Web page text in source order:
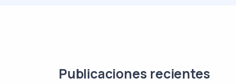
Publicaciones recientes